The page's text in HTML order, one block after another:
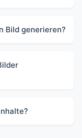
Bild generieren?